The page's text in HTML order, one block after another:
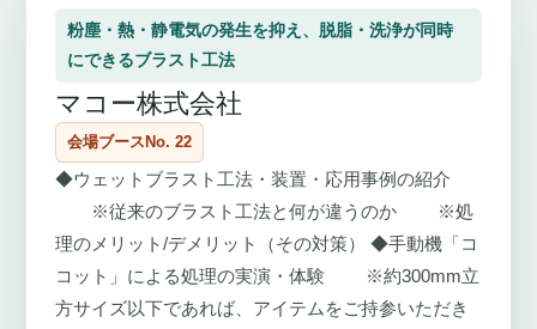
粉塵・熱・静電気の発生を抑え、脱脂・洗浄が同時
にできるブラスト工法
マコー株式会社
会場ブースNo. 22
◆ウェットブラスト工法・装置・応用事例の紹介
※従来のブラスト工法と何が違うのか ※処
理のメリット/デメリット（その対策） ◆手動機「コ
コット」による処理の実演・体験 ※約300mm立
方サイズ以下であれば、アイテムをご持参いただき